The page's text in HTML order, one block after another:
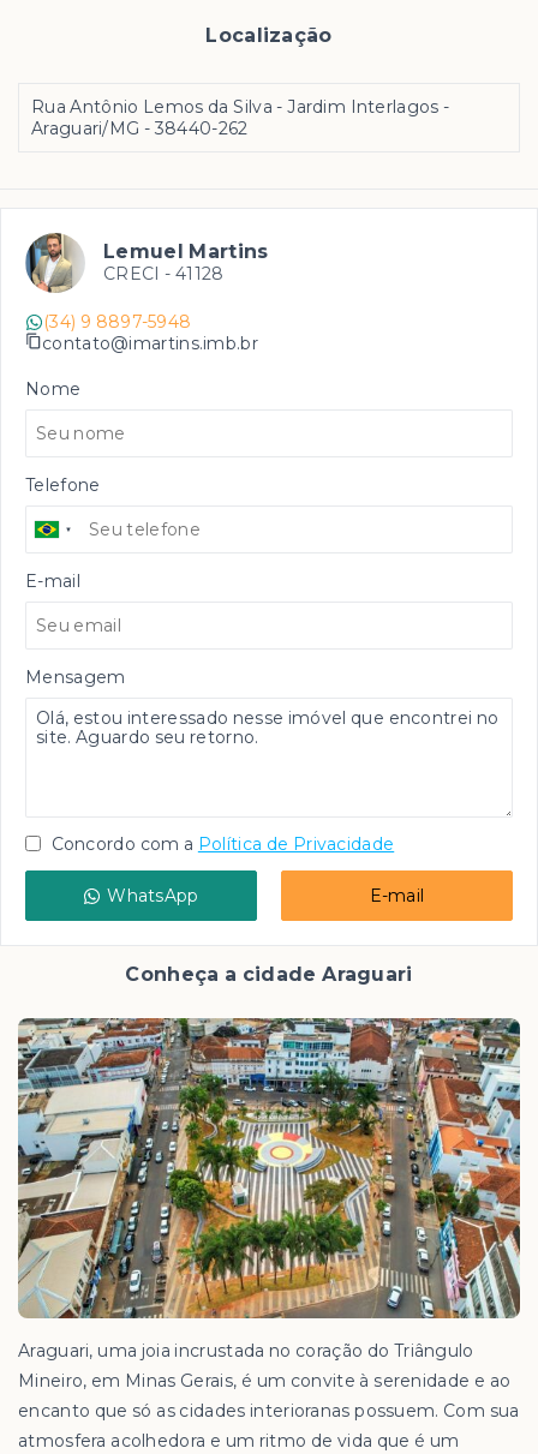
Localização
Rua Antônio Lemos da Silva - Jardim Interlagos -
Araguari/MG - 38440-262
Lemuel Martins
CRECI - 41128
(34) 9 8897-5948
contato@imartins.imb.br
Nome
Telefone
E-mail
Mensagem
Concordo com a Política de Privacidade
WhatsApp E-mail
Conheça a cidade Araguari
Araguari, uma joia incrustada no coração do Triângulo
Mineiro, em Minas Gerais, é um convite à serenidade e ao
encanto que só as cidades interioranas possuem. Com sua
atmosfera acolhedora e um ritmo de vida que é um